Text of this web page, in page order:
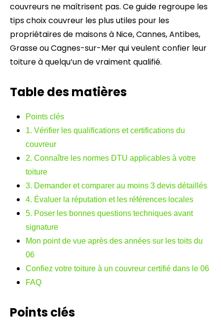
couvreurs ne maîtrisent pas. Ce guide regroupe les
tips choix couvreur les plus utiles pour les
propriétaires de maisons à Nice, Cannes, Antibes,
Grasse ou Cagnes-sur-Mer qui veulent confier leur
toiture à quelqu’un de vraiment qualifié.
Table des matières
Points clés
1. Vérifier les qualifications et certifications du
couvreur
2. Connaître les normes DTU applicables à votre
toiture
3. Demander et comparer au moins 3 devis détaillés
4. Évaluer la réputation et les références locales
5. Poser les bonnes questions techniques avant
signature
Mon point de vue après des années sur les toits du
06
Confiez votre toiture à un couvreur certifié dans le 06
FAQ
Points clés